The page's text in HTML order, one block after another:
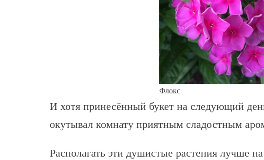
Флокс
И хотя принесённый букет на следующий
окутывал комнату приятным сладостным
Располагать эти душистые растения лучше